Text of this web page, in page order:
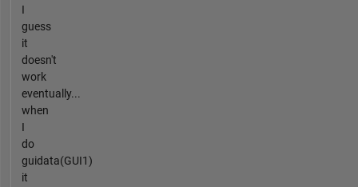
I
guess
it
doesn't
work
eventually...
when
I
do
guidata(GUI1)
it